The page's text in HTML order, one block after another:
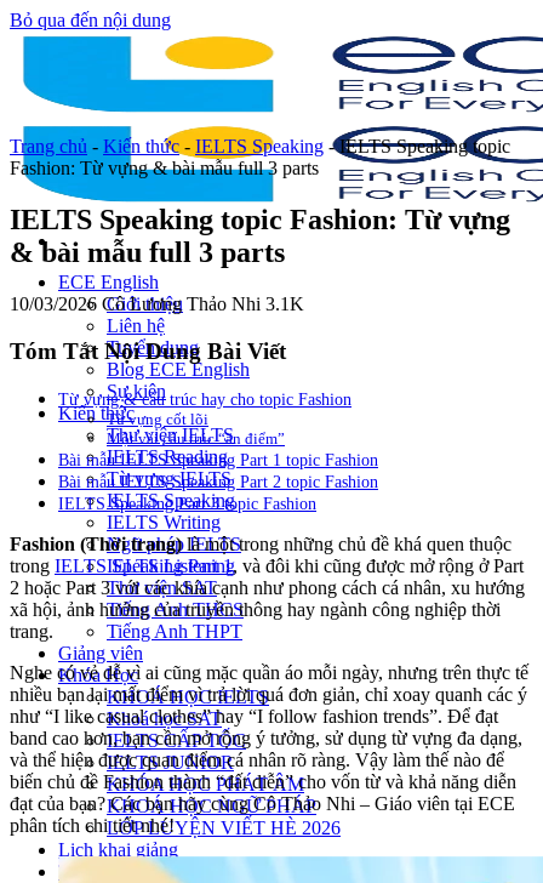
Bỏ qua đến nội dung
ECE English
Giới thiệu
Liên hệ
Tuyển dụng
Blog ECE English
Sự kiện
Kiến thức
Thư viện IELTS
IELTS Reading
Từ vựng IELTS
IELTS Speaking
IELTS Writing
Ngữ pháp IELTS
IELTS Listening
Thư viện SAT
Tiếng Anh THCS
Tiếng Anh THPT
Giảng viên
Khóa Học
KHOÁ HỌC IELTS
Khoá học SAT
IELTS CẤP TỐC
IELTS JUNIOR
KHÓA HỌC PHÁT ÂM
KHOÁ HỌC NGỮ PHÁP
LỚP LUYỆN VIẾT HÈ 2026
Lịch khai giảng
Thành tích
Trang chủ - Kiến thức - IELTS Speaking -IELTS Speaking topic
Fashion: Từ vựng & bài mẫu full 3 parts
IELTS Speaking topic Fashion: Từ vựng
& bài mẫu full 3 parts
10/03/2026 Cô Lương Thảo Nhi 3.1K
Tóm Tắt Nội Dung Bài Viết
Từ vựng & cấu trúc hay cho topic Fashion
Từ vựng cốt lõi
Một vài cấu trúc “ăn điểm”
Bài mẫu IELTS Speaking Part 1 topic Fashion
Bài mẫu IELTS Speaking Part 2 topic Fashion
IELTS Speaking Part 3 topic Fashion
Fashion (Thời trang)là một trong những chủ đề khá quen thuộc
trong IELTS Speaking Part 1, và đôi khi cũng được mở rộng ở Part
2 hoặc Part 3 với các khía cạnh như phong cách cá nhân, xu hướng
xã hội, ảnh hưởng của truyền thông hay ngành công nghiệp thời
trang.
Nghe có vẻ dễ vì ai cũng mặc quần áo mỗi ngày, nhưng trên thực tế
nhiều bạn lại mất điểm vì trả lời quá đơn giản, chỉ xoay quanh các ý
như “I like casual clothes” hay “I follow fashion trends”. Để đạt
band cao hơn, bạn cần mở rộng ý tưởng, sử dụng từ vựng đa dạng,
và thể hiện được quan điểm cá nhân rõ ràng. Vậy làm thế nào để
biến chủ đề Fashion thành “đất diễn” cho vốn từ và khả năng diễn
đạt của bạn? Các bạn hãy cùng Cô Thảo Nhi – Giáo viên tại ECE
phân tích chi tiết nhé!